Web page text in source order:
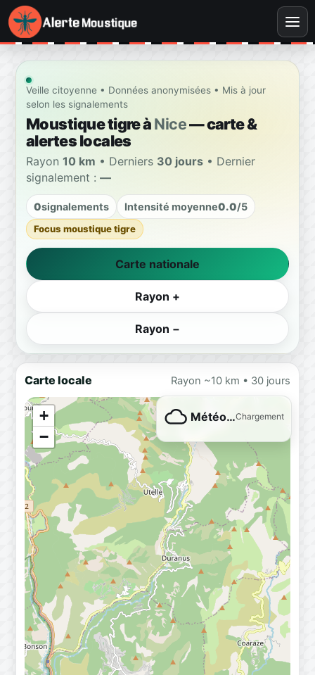
Veille citoyenne • Données anonymisées • Mis à jour
selon les signalements
Moustique tigre àNice— carte &
alertes locales
Rayon 10 km • Derniers 30 jours • Dernier
signalement : —
0signalements Intensité moyenne0.0/5
Focus moustique tigre
Carte nationale
Rayon +
Rayon −
Carte locale Rayon ~10 km • 30 jours
+
−
Météo…Chargement